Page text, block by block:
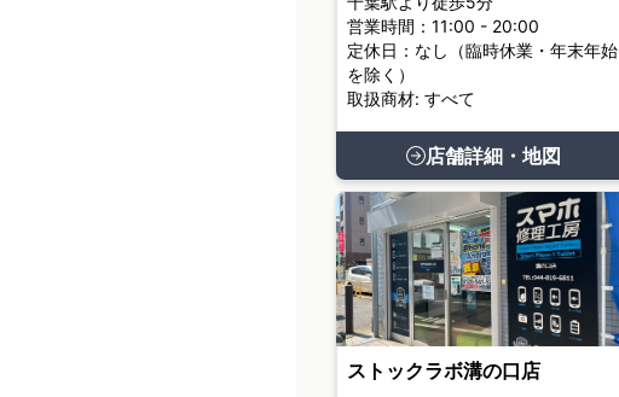
営業時間：11:00 - 20:00
定休日：なし（臨時休業・年末年始
を除く）
取扱商材: すべて
店舗詳細・地図
ストックラボ溝の口店